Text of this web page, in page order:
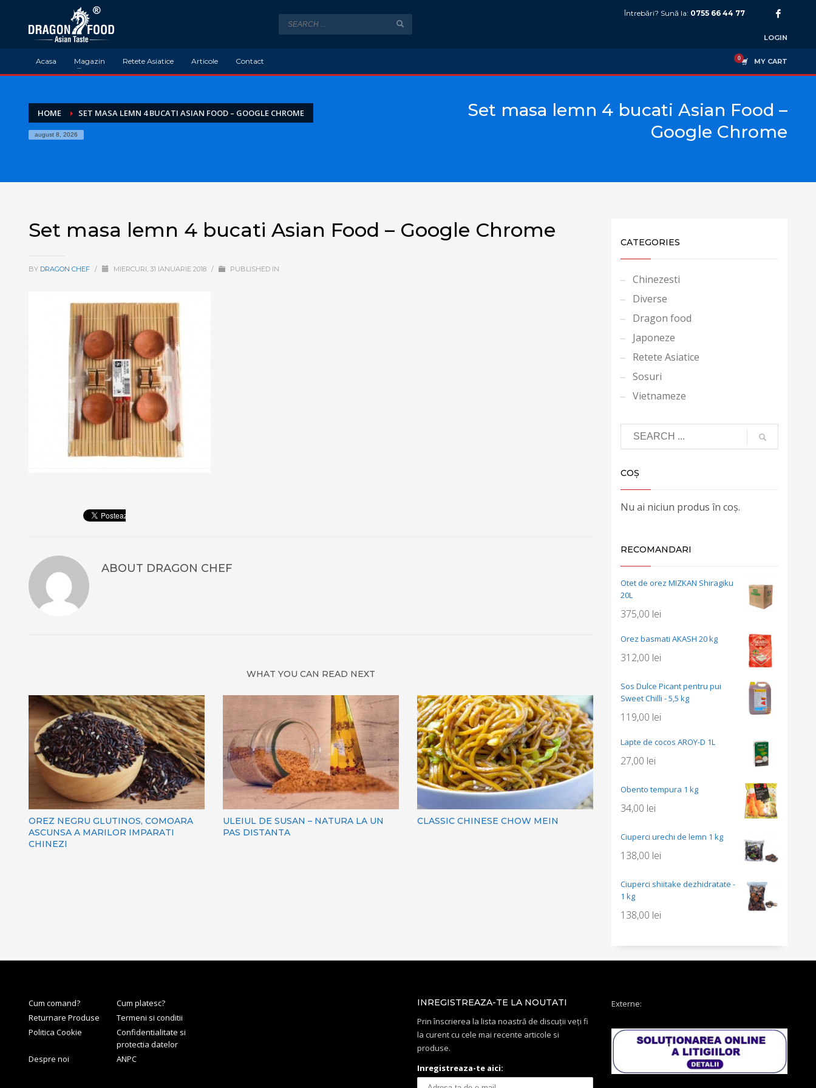
Întrebări? Sună la: 0755 66 44 77
LOGIN
Acasa Magazin Retete Asiatice Articole Contact MY CART
HOME SET MASA LEMN 4 BUCATI ASIAN FOOD – GOOGLE CHROME
august 8, 2026
Set masa lemn 4 bucati Asian Food –
Google Chrome
Set masa lemn 4 bucati Asian Food – Google Chrome
BY DRAGON CHEF / MIERCURI, 31 IANUARIE 2018 / PUBLISHED IN
ABOUT DRAGON CHEF
WHAT YOU CAN READ NEXT
OREZ NEGRU GLUTINOS, COMOARA
ASCUNSA A MARILOR IMPARATI
CHINEZI
ULEIUL DE SUSAN – NATURA LA UN
PAS DISTANTA
CLASSIC CHINESE CHOW MEIN
CATEGORIES
Chinezesti
Diverse
Dragon food
Japoneze
Retete Asiatice
Sosuri
Vietnameze
COȘ
Nu ai niciun produs în coș.
RECOMANDARI
Otet de orez MIZKAN Shiragiku
20L
375,00 lei
Orez basmati AKASH 20 kg
312,00 lei
Sos Dulce Picant pentru pui
Sweet Chilli - 5,5 kg
119,00 lei
Lapte de cocos AROY-D 1L
27,00 lei
Obento tempura 1 kg
34,00 lei
Ciuperci urechi de lemn 1 kg
138,00 lei
Ciuperci shiitake dezhidratate -
1 kg
138,00 lei
Cum comand?
Cum platesc?
Returnare Produse
Termeni si conditii
Politica Cookie
Confidentialitate si
protectia datelor
Despre noi
ANPC
INREGISTREAZA-TE LA NOUTATI
Prin înscrierea la lista noastră de discuții veți fi
la curent cu cele mai recente articole si
produse.
Inregistreaza-te aici:
Externe: